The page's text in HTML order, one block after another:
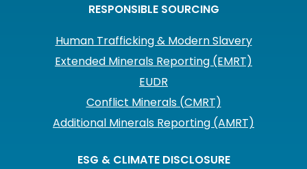
RESPONSIBLE SOURCING
Human Trafficking & Modern Slavery
Extended Minerals Reporting (EMRT)
EUDR
Conflict Minerals (CMRT)
Additional Minerals Reporting (AMRT)
ESG & CLIMATE DISCLOSURE